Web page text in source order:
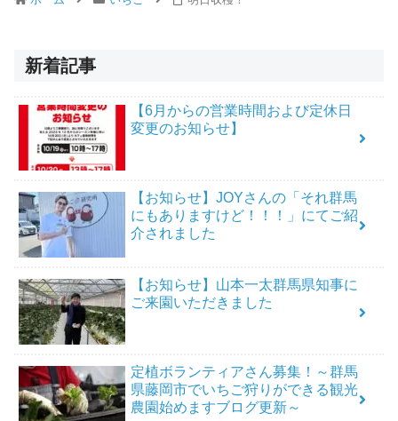
新着記事
【6月からの営業時間および定休日
変更のお知らせ】
【お知らせ】JOYさんの「それ群馬
にもありますけど！！！」にてご紹
介されました
【お知らせ】山本一太群馬県知事に
ご来園いただきました
定植ボランティアさん募集！～群馬
県藤岡市でいちご狩りができる観光
農園始めますブログ更新～